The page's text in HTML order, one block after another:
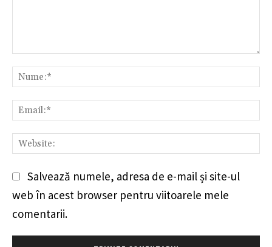
Salvează numele, adresa de e-mail și site-ul
web în acest browser pentru viitoarele mele
comentarii.